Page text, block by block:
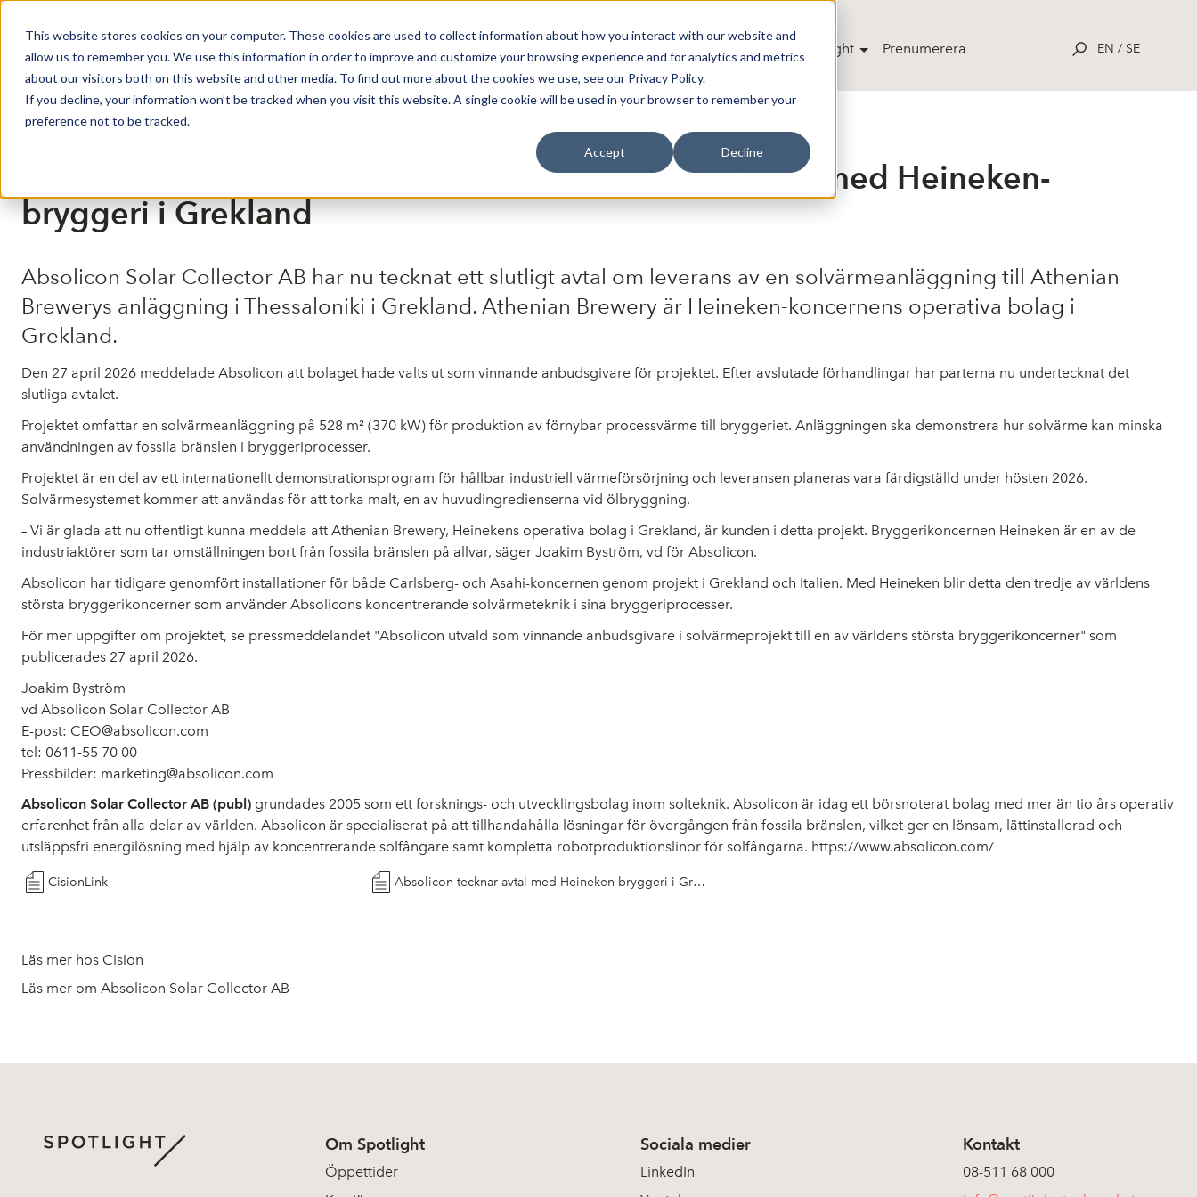
This website stores cookies on your computer. These cookies are used to collect information about how you interact with our website and
allow us to remember you. We use this information in order to improve and customize your browsing experience and for analytics and metrics
about our visitors both on this website and other media. To find out more about the cookies we use, see our Privacy Policy.
If you decline, your information won’t be tracked when you visit this website. A single cookie will be used in your browser to remember your
preference not to be tracked.
Accept Decline
Om Spotlight Prenumerera EN / SE
Press release from Companies
Absolicon Solar Collector AB: Absolicon tecknar avtal med Heineken-
bryggeri i Grekland
Absolicon Solar Collector AB har nu tecknat ett slutligt avtal om leverans av en solvärmeanläggning till Athenian
Brewerys anläggning i Thessaloniki i Grekland. Athenian Brewery är Heineken-koncernens operativa bolag i
Grekland.
Den 27 april 2026 meddelade Absolicon att bolaget hade valts ut som vinnande anbudsgivare för projektet. Efter avslutade förhandlingar har parterna nu undertecknat det
slutliga avtalet.
Projektet omfattar en solvärmeanläggning på 528 m² (370 kW) för produktion av förnybar processvärme till bryggeriet. Anläggningen ska demonstrera hur solvärme kan minska
användningen av fossila bränslen i bryggeriprocesser.
Projektet är en del av ett internationellt demonstrationsprogram för hållbar industriell värmeförsörjning och leveransen planeras vara färdigställd under hösten 2026.
Solvärmesystemet kommer att användas för att torka malt, en av huvudingredienserna vid ölbryggning.
– Vi är glada att nu offentligt kunna meddela att Athenian Brewery, Heinekens operativa bolag i Grekland, är kunden i detta projekt. Bryggerikoncernen Heineken är en av de
industriaktörer som tar omställningen bort från fossila bränslen på allvar, säger Joakim Byström, vd för Absolicon.
Absolicon har tidigare genomfört installationer för både Carlsberg- och Asahi-koncernen genom projekt i Grekland och Italien. Med Heineken blir detta den tredje av världens
största bryggerikoncerner som använder Absolicons koncentrerande solvärmeteknik i sina bryggeriprocesser.
För mer uppgifter om projektet, se pressmeddelandet "Absolicon utvald som vinnande anbudsgivare i solvärmeprojekt till en av världens största bryggerikoncerner" som
publicerades 27 april 2026.
Joakim Byström
vd Absolicon Solar Collector AB
E-post: CEO@absolicon.com
tel: 0611-55 70 00
Pressbilder: marketing@absolicon.com
Absolicon Solar Collector AB (publ) grundades 2005 som ett forsknings- och utvecklingsbolag inom solteknik. Absolicon är idag ett börsnoterat bolag med mer än tio års operativ
erfarenhet från alla delar av världen. Absolicon är specialiserat på att tillhandahålla lösningar för övergången från fossila bränslen, vilket ger en lönsam, lättinstallerad och
utsläppsfri energilösning med hjälp av koncentrerande solfångare samt kompletta robotproduktionslinor för solfångarna. https://www.absolicon.com/
CisionLink Absolicon tecknar avtal med Heineken-bryggeri i Grekland
Läs mer hos Cision
Läs mer om Absolicon Solar Collector AB
Om Spotlight
Öppettider
Sociala medier
LinkedIn
Kontakt
08-511 68 000